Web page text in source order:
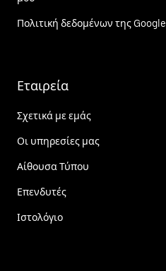
Πολιτική δεδομένων της Google
Εταιρεία
Σχετικά με εμάς
Οι υπηρεσίες μας
Αίθουσα Τύπου
Επενδυτές
Ιστολόγιο